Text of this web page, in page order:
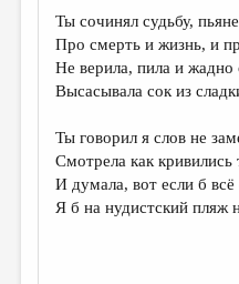
ИЗБРАННОЕ
ДАЙДЖЕСТ
ПЕРЕВОДЫ
КОНКУРСЫ
Ты сочинял судьбу,
Про смерть и жизнь, и
Не верила, пила и жадно
Высасывала сок из
Ты говорил я слов не
Смотрела как кривились
И думала, вот если б всё
Я б на нудистский пляж